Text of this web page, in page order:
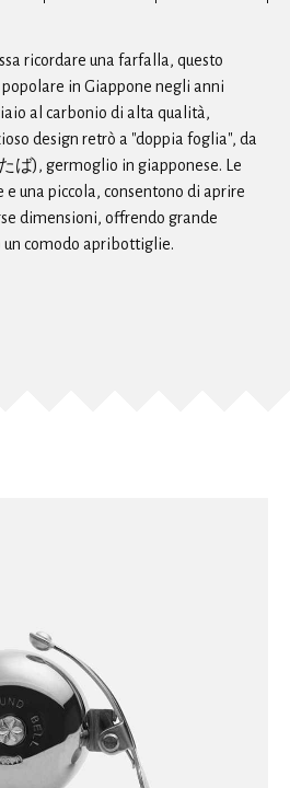
ricordare una farfalla, questo
in Giappone negli anni
al carbonio di alta qualità,
design retrò a "doppia foglia", da
ば), germoglio in giapponese. Le
e una piccola, consentono di aprire
dimensioni, offrendo grande
comodo apribottiglie.